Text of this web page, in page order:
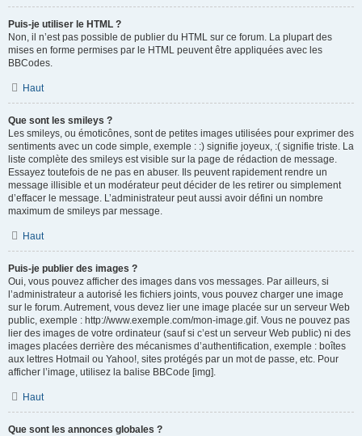
Puis-je utiliser le HTML ?
Non, il n’est pas possible de publier du HTML sur ce forum. La plupart des
mises en forme permises par le HTML peuvent être appliquées avec les
BBCodes.
Haut
Que sont les smileys ?
Les smileys, ou émoticônes, sont de petites images utilisées pour exprimer des
sentiments avec un code simple, exemple : :) signifie joyeux, :( signifie triste. La
liste complète des smileys est visible sur la page de rédaction de message.
Essayez toutefois de ne pas en abuser. Ils peuvent rapidement rendre un
message illisible et un modérateur peut décider de les retirer ou simplement
d’effacer le message. L’administrateur peut aussi avoir défini un nombre
maximum de smileys par message.
Haut
Puis-je publier des images ?
Oui, vous pouvez afficher des images dans vos messages. Par ailleurs, si
l’administrateur a autorisé les fichiers joints, vous pouvez charger une image
sur le forum. Autrement, vous devez lier une image placée sur un serveur Web
public, exemple : http://www.exemple.com/mon-image.gif. Vous ne pouvez pas
lier des images de votre ordinateur (sauf si c’est un serveur Web public) ni des
images placées derrière des mécanismes d’authentification, exemple : boîtes
aux lettres Hotmail ou Yahoo!, sites protégés par un mot de passe, etc. Pour
afficher l’image, utilisez la balise BBCode [img].
Haut
Que sont les annonces globales ?